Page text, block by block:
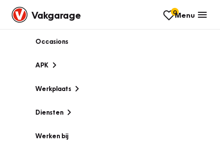
Vakgarage 0Menu
Occasions
APK
Werkplaats
Diensten
Werken bij